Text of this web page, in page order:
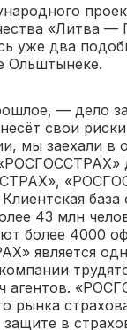
«Литва
уже два
Ольштынеке.
— дело
свои
мы заехали
база
43 млн
более 4000
является
агентов.
рынка
в